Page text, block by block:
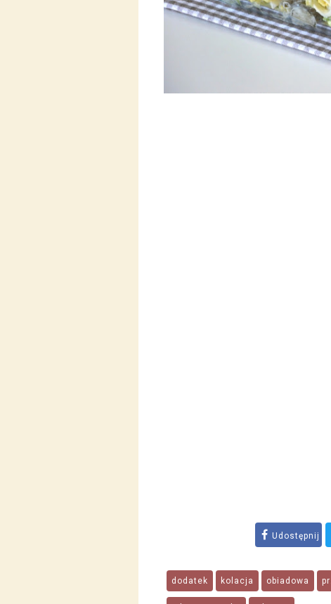
Udostępnij
dodatek kolacja obiadowa